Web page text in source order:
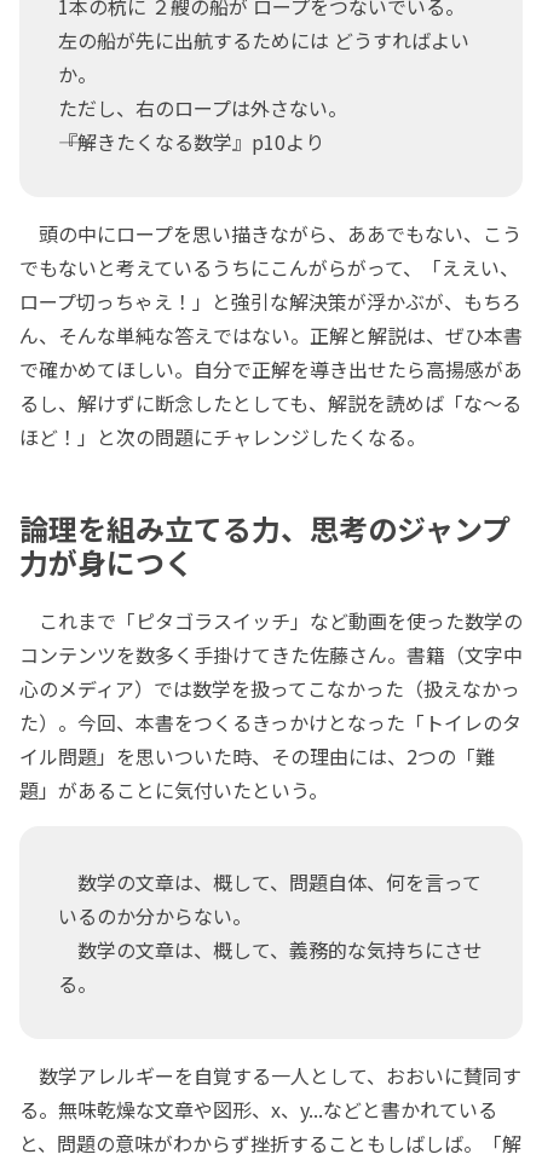
1本の杭に ２艘の船が ロープをつないでいる。
左の船が先に出航するためには どうすればよい
か。
ただし、右のロープは外さない。
――『解きたくなる数学』p10より
頭の中にロープを思い描きながら、ああでもない、こう
でもないと考えているうちにこんがらがって、「ええい、
ロープ切っちゃえ！」と強引な解決策が浮かぶが、もちろ
ん、そんな単純な答えではない。正解と解説は、ぜひ本書
で確かめてほしい。自分で正解を導き出せたら高揚感があ
るし、解けずに断念したとしても、解説を読めば「な～る
ほど！」と次の問題にチャレンジしたくなる。
論理を組み立てる力、思考のジャンプ
力が身につく
これまで「ピタゴラスイッチ」など動画を使った数学の
コンテンツを数多く手掛けてきた佐藤さん。書籍（文字中
心のメディア）では数学を扱ってこなかった（扱えなかっ
た）。今回、本書をつくるきっかけとなった「トイレのタ
イル問題」を思いついた時、その理由には、2つの「難
題」があることに気付いたという。
数学の文章は、概して、問題自体、何を言って
いるのか分からない。
数学の文章は、概して、義務的な気持ちにさせ
る。
数学アレルギーを自覚する一人として、おおいに賛同す
る。無味乾燥な文章や図形、x、y...などと書かれている
と、問題の意味がわからず挫折することもしばしば。「解